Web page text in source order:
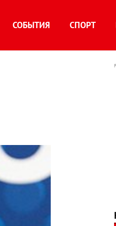
СОБЫТИЯ СПОРТ